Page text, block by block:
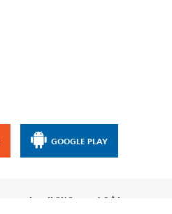
GOOGLE PLAY
إشترك مع قناة الإيمان